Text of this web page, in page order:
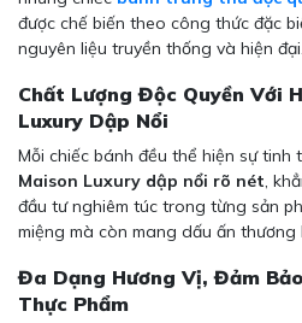
được chế biến theo công thức đặc
nguyên liệu truyền thống và hiện đại.
Chất Lượng Độc Quyền Với
Luxury Dập Nổi
Mỗi chiếc bánh đều thể hiện sự tinh
Maison Luxury dập nổi rõ nét,
đầu tư nghiêm túc trong từng sản
miệng mà còn mang dấu ấn thương
Đa Dạng Hương Vị, Đảm
Thực Phẩm